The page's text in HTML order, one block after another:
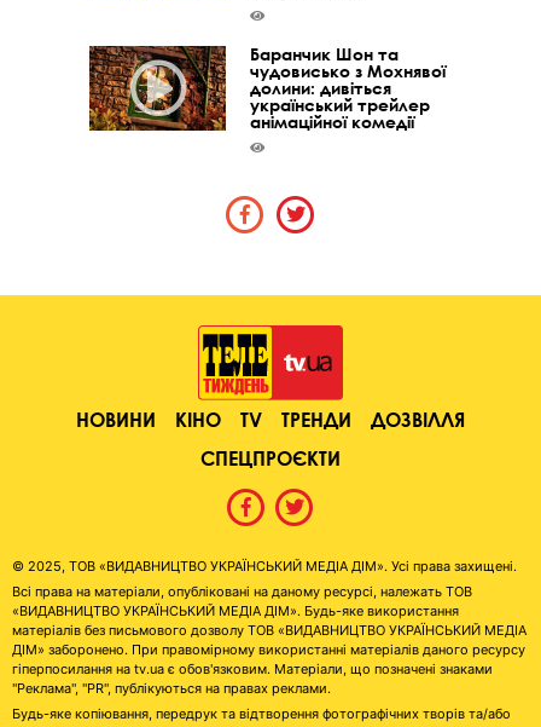
Баранчик Шон та
чудовисько з Мохнявої
долини: дивіться
український трейлер
анімаційної комедії
НОВИНИ КІНО TV ТРЕНДИ
ДОЗВІЛЛЯ
СПЕЦПРОЄКТИ
© 2025, ТОВ «ВИДАВНИЦТВО УКРАЇНСЬКИЙ МЕДІА ДІМ». Усі права захищені.
Всі права на матеріали, опубліковані на даному ресурсі, належать ТОВ
«ВИДАВНИЦТВО УКРАЇНСЬКИЙ МЕДІА ДІМ». Будь-яке використання
матеріалів без письмового дозволу ТОВ «ВИДАВНИЦТВО УКРАЇНСЬКИЙ МЕДІА
ДІМ» заборонено. При правомірному використанні матеріалів даного ресурсу
гіперпосилання на tv.ua є обов'язковим. Матеріали, що позначені знаками
"Реклама", "PR", публікуються на правах реклами.
Будь-яке копіювання, передрук та відтворення фотографічних творів та/або